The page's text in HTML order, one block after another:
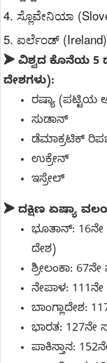
4. ಸ್ಲೊವೇನಿಯಾ
5. ಐರ್ಲೆಂಡ್ (Ireland)
➤ ವಿಶ್ವದ ಕೊನೆಯ 5
ದೇಶಗಳು):
ರಷ್ಯಾ (ಪಟ್ಟಿಯ
ಸುಡಾನ್
ಡೆಮಾಕ್ರಟಿಕ್
ಉಕ್ರೇನ್
ಇಸ್ರೇಲ್
➤ ದಕ್ಷಿಣ ಏಷ್ಯಾ
ಭೂತಾನ್: 16ನೇ
ದೇಶ)
ಶ್ರೀಲಂಕಾ: 67ನೇ
ನೇಪಾಳ: 111ನೇ
ಬಾಂಗ್ಲಾದೇಶ:
ಭಾರತ: 127ನೇ
ಪಾಕಿಸ್ತಾನ: